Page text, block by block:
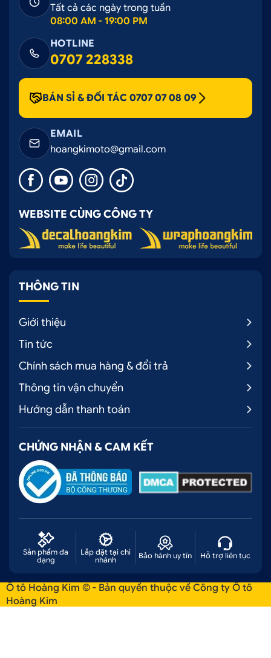
Tất cả các ngày trong tuần
08:00 AM - 19:00 PM
HOTLINE
0707 228338
BÁN SỈ & ĐỐI TÁC 0707 07 08 09
EMAIL
hoangkimoto@gmail.com
WEBSITE CÙNG CÔNG TY
THÔNG TIN
Giới thiệu
Tin tức
Chính sách mua hàng & đổi trả
Thông tin vận chuyển
Hướng dẫn thanh toán
CHỨNG NHẬN & CAM KẾT
Sản phẩm đa
dạng
Lắp đặt tại chi
nhánh
Bảo hành uy tín Hỗ trợ liên tục
Ô tô Hoàng Kim © - Bản quyền thuộc về Công ty Ô tô
Hoàng Kim